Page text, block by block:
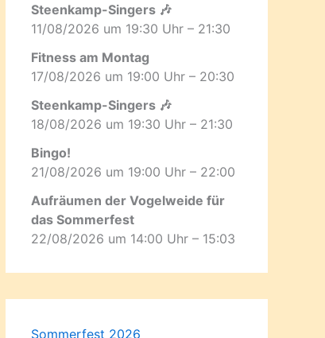
Steenkamp-Singers 🎶
11/08/2026 um 19:30 Uhr – 21:30
Fitness am Montag
17/08/2026 um 19:00 Uhr – 20:30
Steenkamp-Singers 🎶
18/08/2026 um 19:30 Uhr – 21:30
Bingo!
21/08/2026 um 19:00 Uhr – 22:00
Aufräumen der Vogelweide für
das Sommerfest
22/08/2026 um 14:00 Uhr – 15:03
Sommerfest 2026